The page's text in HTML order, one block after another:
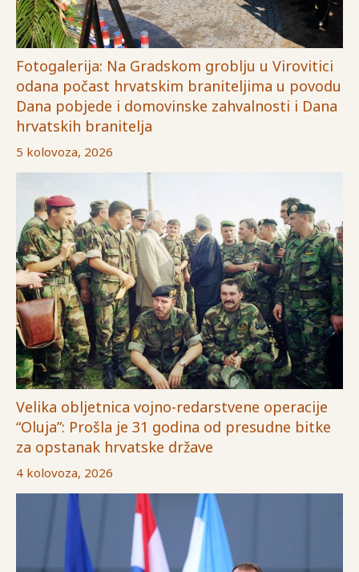
Fotogalerija: Na Gradskom groblju u Virovitici
odana počast hrvatskim braniteljima u povodu
Dana pobjede i domovinske zahvalnosti i Dana
hrvatskih branitelja
5 kolovoza, 2026
Velika obljetnica vojno-redarstvene operacije
“Oluja”: Prošla je 31 godina od presudne bitke
za opstanak hrvatske države
4 kolovoza, 2026